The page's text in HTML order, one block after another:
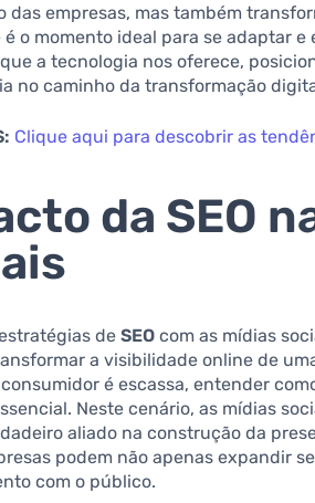
das empresas, mas também
o momento ideal para se adaptar
a tecnologia nos oferece,
no caminho da transformação
Clique aqui para descobrir as
da SEO
deSEO com as mídias
a visibilidade online de
é escassa, entender
Neste cenário, as mídias
aliado na construção da
podem não apenas expandir
com o público.